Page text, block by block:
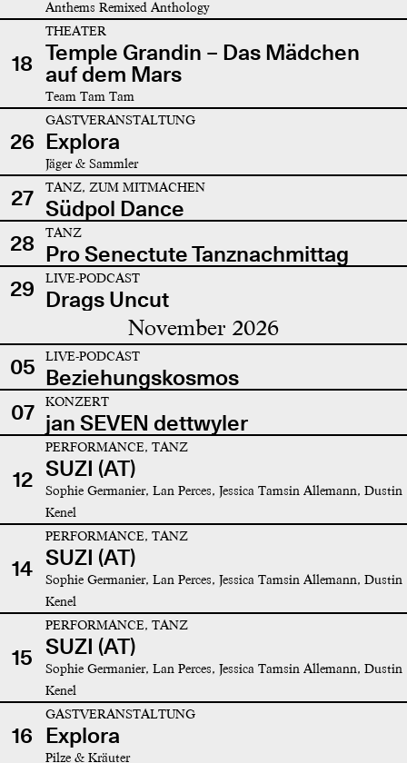
Anthems Remixed Anthology
18
THEATER
Temple Grandin – Das Mädchen
auf dem Mars
Team Tam Tam
26
GASTVERANSTALTUNG
Explora
Jäger & Sammler
27 TANZ, ZUM MITMACHEN
Südpol Dance
28
TANZ
Pro Senectute Tanznachmittag
29
LIVE-PODCAST
Drags Uncut
November 2026
05 LIVE-PODCAST
Beziehungskosmos
07
KONZERT
jan SEVEN dettwyler
12
PERFORMANCE, TANZ
SUZI (AT)
Sophie Germanier, Lan Perces, Jessica Tamsin Allemann, Dustin
Kenel
14
PERFORMANCE, TANZ
SUZI (AT)
Sophie Germanier, Lan Perces, Jessica Tamsin Allemann, Dustin
Kenel
15
PERFORMANCE, TANZ
SUZI (AT)
Sophie Germanier, Lan Perces, Jessica Tamsin Allemann, Dustin
Kenel
16
GASTVERANSTALTUNG
Explora
Pilze & Kräuter